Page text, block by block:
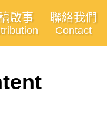
啟事 聯絡我們
Contact